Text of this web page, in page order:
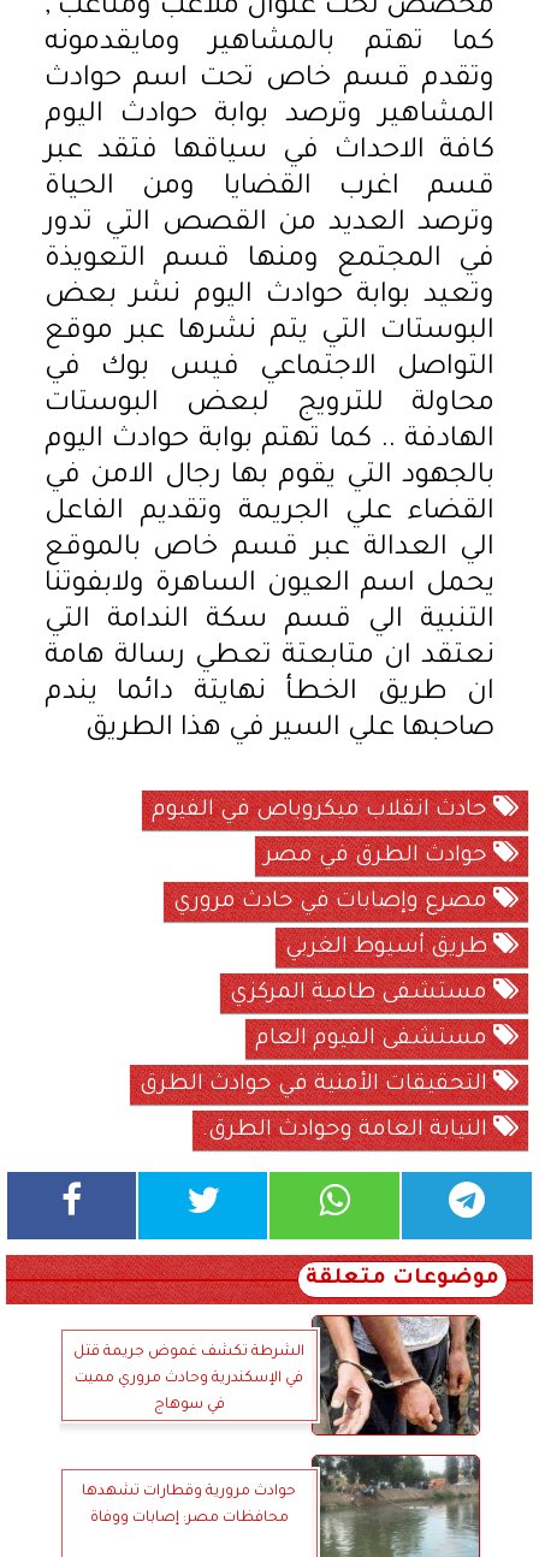
مخصص تحت عنوان ملاعب ومتاعب ,
كما تهتم بالمشاهير ومايقدمونه
وتقدم قسم خاص تحت اسم حوادث
المشاهير وترصد بوابة حوادث اليوم
كافة الاحداث في سياقها فتقد عبر
قسم اغرب القضايا ومن الحياة
وترصد العديد من القصص التي تدور
في المجتمع ومنها قسم التعويذة
وتعيد بوابة حوادث اليوم نشر بعض
البوستات التي يتم نشرها عبر موقع
التواصل الاجتماعي فيس بوك في
محاولة للترويج لبعض البوستات
الهادفة .. كما تهتم بوابة حوادث اليوم
بالجهود التي يقوم بها رجال الامن في
القضاء علي الجريمة وتقديم الفاعل
الي العدالة عبر قسم خاص بالموقع
يحمل اسم العيون الساهرة ولابفوتنا
التنبية الي قسم سكة الندامة التي
نعتقد ان متابعتة تعطي رسالة هامة
ان طريق الخطأ نهايتة دائما يندم
صاحبها علي السير في هذا الطريق
حادث انقلاب ميكروباص في الفيوم
حوادث الطرق في مصر
مصرع وإصابات في حادث مروري
طريق أسيوط الغربي
مستشفى طامية المركزي
مستشفى الفيوم العام
التحقيقات الأمنية في حوادث الطرق
النيابة العامة وحوادث الطرق.
موضوعات متعلقة
الشرطة تكشف غموض جريمة قتل
في الإسكندرية وحادث مروري مميت
في سوهاج
حوادث مرورية وقطارات تشهدها
محافظات مصر: إصابات ووفاة